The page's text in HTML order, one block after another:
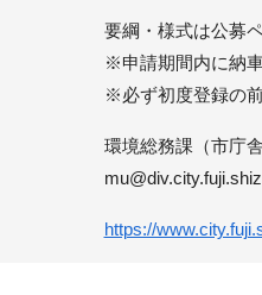
要綱・様式は公募
※申請期間内に納
※必ず初度登録の
環境総務課（市庁
https://